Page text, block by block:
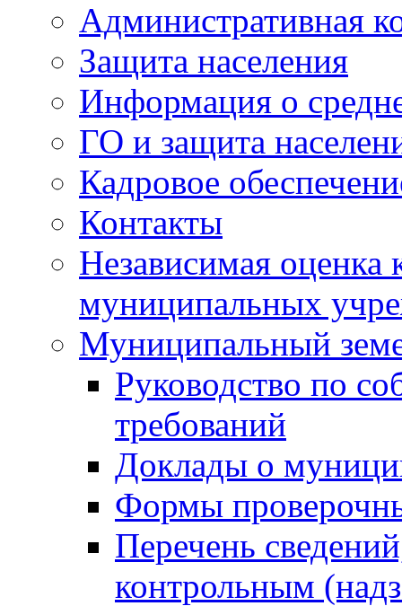
Административная
Защита населения
Информация о
ГО и защита
Кадровое
Контакты
Независимая оценка
муниципальных
Муниципальный
Руководство по
требований
Доклады о
Формы
Перечень
контрольным